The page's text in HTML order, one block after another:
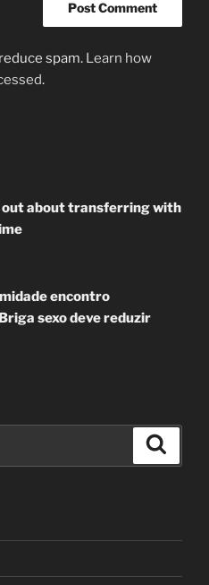
spam. Learn how
.
out about transferring with
encontro
sexo deve reduzir